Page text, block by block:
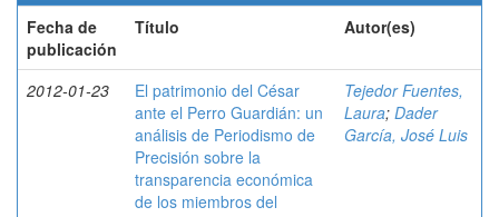
Fecha de
publicación
Título Autor(es)
2012-01-23
El patrimonio del César
ante el Perro Guardián: un
análisis de Periodismo de
Precisión sobre la
transparencia económica
de los miembros del
Tejedor Fuentes,
Laura; Dader
García, José Luis